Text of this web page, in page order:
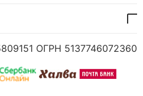
ОГРН 5137746072360